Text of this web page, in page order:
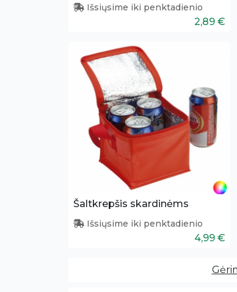
Išsiųsime iki penktadienio
2,89 €
Šaltkrepšis skardinėms
Išsiųsime iki penktadienio
4,99 €